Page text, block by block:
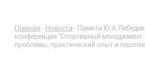
Главная - Новости - Памяти
конференция "Спортивный
проблемы, практический опыт и